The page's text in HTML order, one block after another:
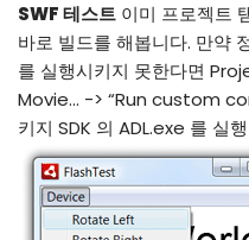
SWF 테스트 이미 프로젝트
바로 빌드를 해봅니다. 만약
를 실행시키지 못한다면
Movie… -> “Run custom
키지 SDK 의 ADL.exe 를 실